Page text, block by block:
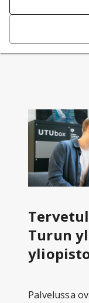
Turun
Palvelussa